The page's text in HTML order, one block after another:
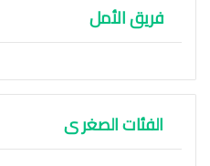
فريق الأمل
الفئات الصغر ى